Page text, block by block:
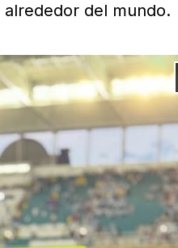
alrededor del mundo.